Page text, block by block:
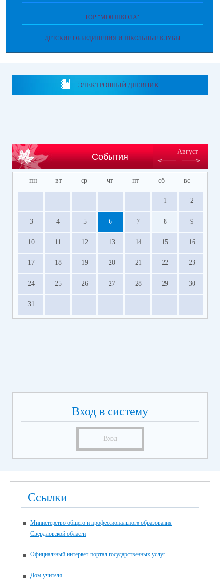
ТОР "МОЯ ШКОЛА"
ДЕТСКИЕ ОБЪЕДИНЕНИЯ И ШКОЛЬНЫЕ КЛУБЫ
ЭЛЕКТРОННЫЙ ДНЕВНИК
События
Август
пн вт ср чт пт сб вс
1 2
3 4 5 6 7 8 9
10 11 12 13 14 15 16
17 18 19 20 21 22 23
24 25 26 27 28 29 30
31
Вход в систему
Вход
Ссылки
Министерство общего и профессионального образования
Свердловской области
Официальный интернет-портал государственных услуг
Дом учителя